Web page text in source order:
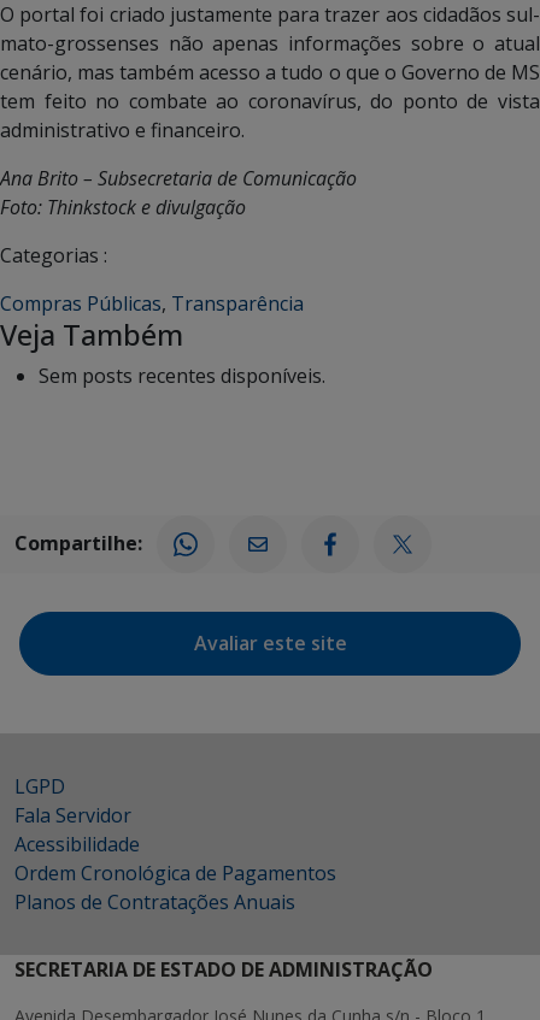
O portal foi criado justamente para trazer aos cidadãos sul-
mato-grossenses não apenas informações sobre o atual
cenário, mas também acesso a tudo o que o Governo de MS
tem feito no combate ao coronavírus, do ponto de vista
administrativo e financeiro.
Ana Brito – Subsecretaria de Comunicação
Foto: Thinkstock e divulgação
Categorias :
Compras Públicas, Transparência
Veja Também
Sem posts recentes disponíveis.
Compartilhe:
Avaliar este site
LGPD
Fala Servidor
Acessibilidade
Ordem Cronológica de Pagamentos
Planos de Contratações Anuais
SECRETARIA DE ESTADO DE ADMINISTRAÇÃO